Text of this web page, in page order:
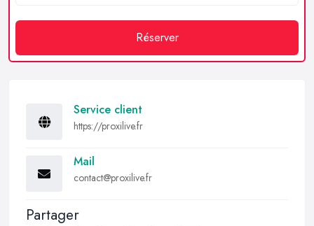
Réserver
Service client
https://proxilive.fr
Mail
contact@proxilive.fr
Partager